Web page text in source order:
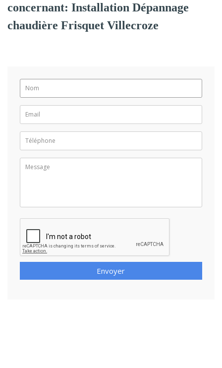
concernant: Installation Dépannage
chaudière Frisquet Villecroze
Envoyer